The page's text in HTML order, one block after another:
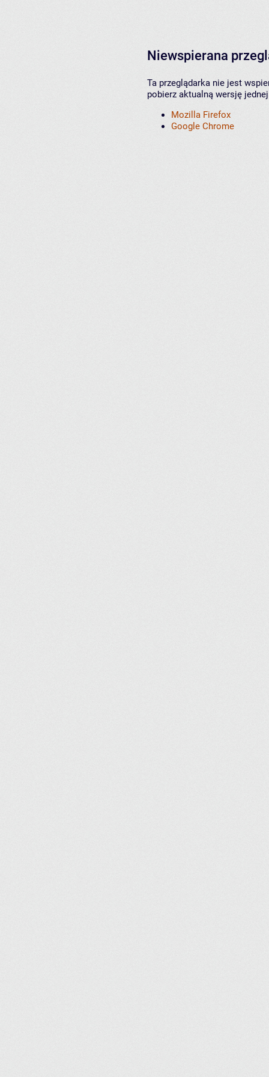
Niewspierana
Ta przeglądarka nie jest
pobierz aktualną wersję
Mozilla Firefox
Google Chrome